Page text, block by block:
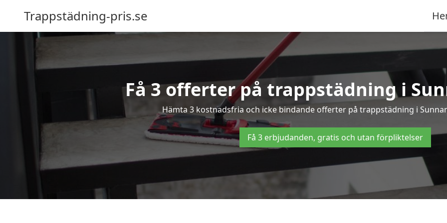
Trappstädning-pris.se
Få 3 offerter på trappstädning i
Hämta 3 kostnadsfria och icke bindande offerter på trappstädning i
Få 3 erbjudanden, gratis och utan förpliktelser